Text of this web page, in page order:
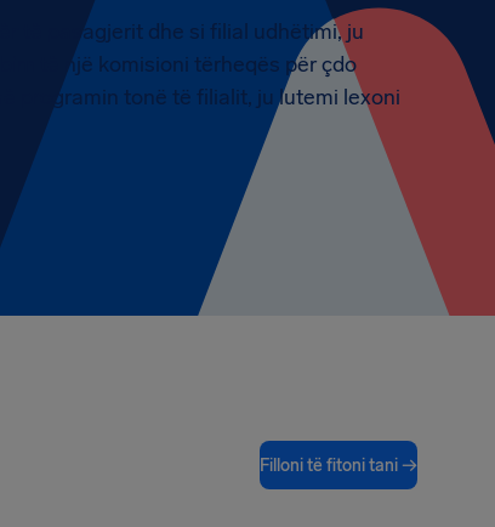
të pasagjerit dhe si filial udhëtimi, ju
të një komisioni tërheqës për çdo
programin tonë të filialit, ju lutemi lexoni
Filloni të fitoni tani →